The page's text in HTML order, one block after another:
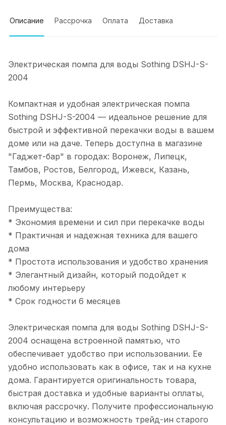
Описание Рассрочка Оплата Доставка
Электрическая помпа для воды Sothing DSHJ-S-
2004
Компактная и удобная электрическая помпа
Sothing DSHJ-S-2004 — идеальное решение для
быстрой и эффективной перекачки воды в вашем
доме или на даче. Теперь доступна в магазине
"Гаджет-бар" в городах: Воронеж, Липецк,
Тамбов, Ростов, Белгород, Ижевск, Казань,
Пермь, Москва, Краснодар.
Преимущества:
* Экономия времени и сил при перекачке воды
* Практичная и надежная техника для вашего
дома
* Простота использования и удобство хранения
* Элегантный дизайн, который подойдет к
любому интерьеру
* Срок годности 6 месяцев
Электрическая помпа для воды Sothing DSHJ-S-
2004 оснащена встроенной памятью, что
обеспечивает удобство при использовании. Ее
удобно использовать как в офисе, так и на кухне
дома. Гарантируется оригинальность товара,
быстрая доставка и удобные варианты оплаты,
включая рассрочку. Получите профессиональную
консультацию и возможность трейд-ин старого